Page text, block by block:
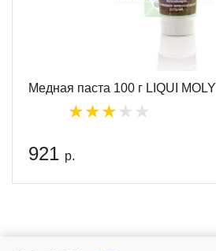
Медная паста 100 г LIQUI MOLY
921 р.